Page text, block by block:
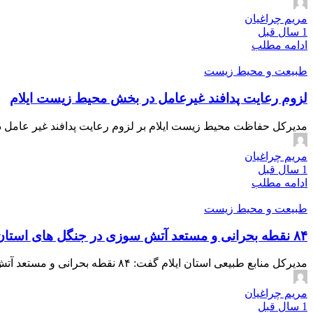
مریم چراغیان
1 سال قبل
ادامه مطلب
طبیعت و محیط زیست
لزوم رعایت پدافند غیرعامل در بخش محیط زیست ایلام
مدیرکل حفاظت محیط زیست ایلام بر لزوم رعایت پدافند غیر
مریم چراغیان
1 سال قبل
ادامه مطلب
طبیعت و محیط زیست
۸۴ نقطه بحرانی و مستعد آتش سوزی در جنگل های استان ایلام شناسایی شد
مدیرکل منابع طبیعی استان ایلام گفت: ۸۴ نقطه بحرانی و مستعد آتش سوزی در جنگل های استان ایلام شناسایی شده است.
مریم چراغیان
1 سال قبل